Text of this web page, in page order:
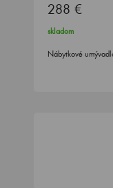
288 €
skladom
Nábytkové